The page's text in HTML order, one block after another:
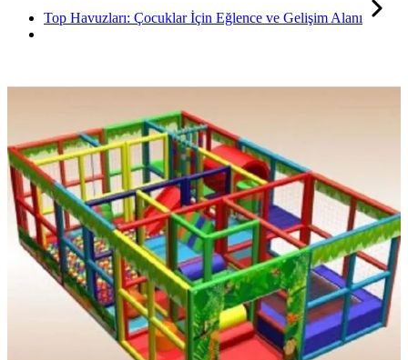
Top Havuzları: Çocuklar İçin Eğlence ve Gelişim Alanı